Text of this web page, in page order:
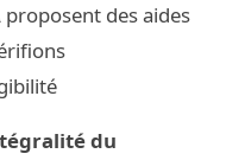
des aides
du